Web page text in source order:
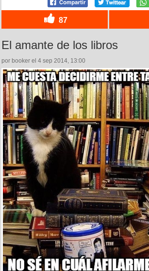
87
El amante de los libros
por booker el 4 sep 2014, 13:00